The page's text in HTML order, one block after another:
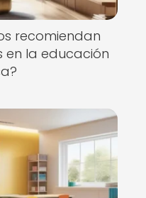
recomiendan
en la educación